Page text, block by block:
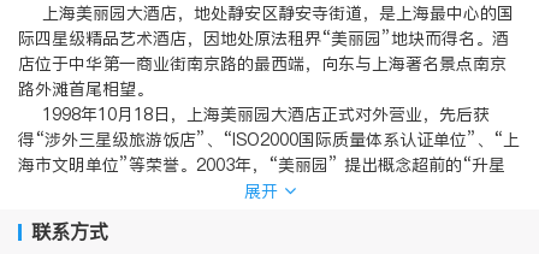
上海美丽园大酒店，地处静安区静安寺街道，是上海最中心的国
际四星级精品艺术酒店，因地处原法租界“美丽园”地块而得名。酒
店位于中华第一商业街南京路的最西端，向东与上海著名景点南京
路外滩首尾相望。
1998年10月18日，上海美丽园大酒店正式对外营业，先后获
得“涉外三星级旅游饭店”、“ISO2000国际质量体系认证单位”、“上
海市文明单位”等荣誉。2003年，“美丽园” 提出概念超前的“升星
改造、出售客房产权、裙房出租”三大重要战略举措，将上海美丽园
大酒店打造成沪上首家产权式高星级酒店，并先后获得了“涉外四星
级旅游饭店”、“全国最具投资价值产权酒店”等荣誉。
展开
联系方式